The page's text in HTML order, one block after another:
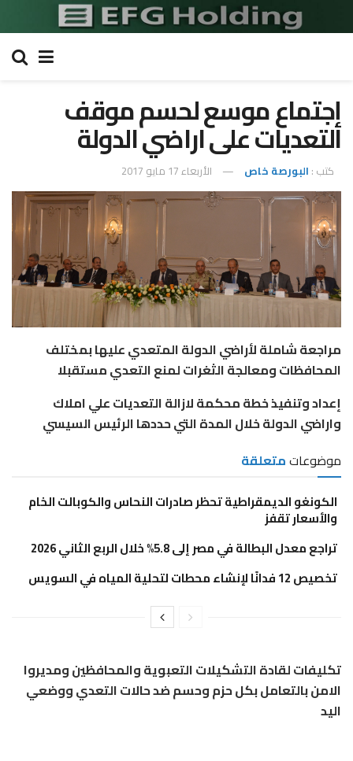
إجتماع موسع لحسم موقف
التعديات على اراضي الدولة
كتب : البورصة خاص الأربعاء 17 مايو 2017
مراجعة شاملة لأراضي الدولة المتعدي عليها بمختلف
المحافظات ومعالجة الثغرات لمنع التعدي مستقبلا
إعداد وتنفيذ خطة محكمة لازالة التعديات علي املاك
واراضي الدولة خلال المدة التي حددها الرئيس السيسي
موضوعاتمتعلقة
الكونغو الديمقراطية تحظر صادرات النحاس والكوبالت الخام
والأسعار تقفز
تراجع معدل البطالة في مصر إلى 5.8% خلال الربع الثاني 2026
تخصيص 12 فدانًا لإنشاء محطات لتحلية المياه في السويس
تكليفات لقادة التشكيلات التعبوية والمحافظين ومديروا
الامن بالتعامل بكل حزم وحسم ضد حالات التعدي ووضعي
اليد